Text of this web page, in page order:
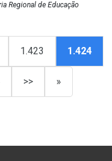
Regional de Educação
1.423 1.424
>> »